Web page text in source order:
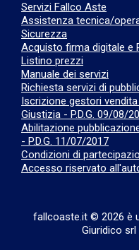
Servizi Fallco Aste
Assistenza tecnica/
Sicurezza
Acquisto firma digitale e
Listino prezzi
Manuale dei servizi
Richiesta servizi di
Iscrizione gestori
Giustizia - P.D.G. 09/08/
Abilitazione
- P.D.G. 11/07/2017
Condizioni di
Accesso riservato
fallcoaste.it © 2026 è
Giuridico srl